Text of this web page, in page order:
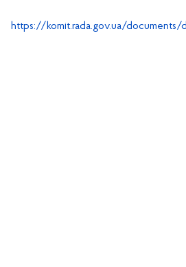
https://komit.rada.gov.ua/